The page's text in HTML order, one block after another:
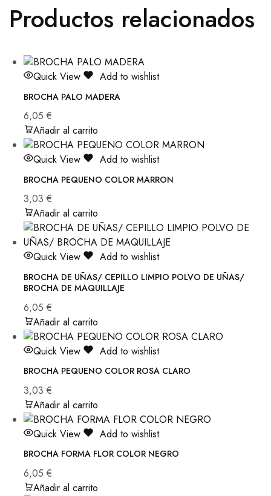
Productos relacionados
Quick View Add to wishlist
BROCHA PALO MADERA
6,05 €
Añadir al carrito
Quick View Add to wishlist
BROCHA PEQUENO COLOR MARRON
3,03 €
Añadir al carrito
Quick View Add to wishlist
BROCHA DE UÑAS/ CEPILLO LIMPIO POLVO DE UÑAS/
BROCHA DE MAQUILLAJE
6,05 €
Añadir al carrito
Quick View Add to wishlist
BROCHA PEQUENO COLOR ROSA CLARO
3,03 €
Añadir al carrito
Quick View Add to wishlist
BROCHA FORMA FLOR COLOR NEGRO
6,05 €
Añadir al carrito